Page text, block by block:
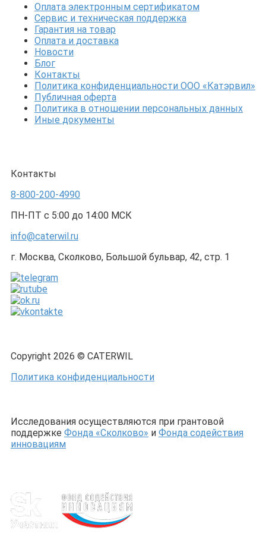
Оплата электронным сертификатом
Сервис и техническая поддержка
Гарантия на товар
Оплата и доставка
Новости
Блог
Контакты
Политика конфиденциальности ООО «Катэрвил»
Публичная оферта
Политика в отношении персональных данных
Иные документы
Контакты
8-800-200-4990
ПН-ПТ с 5:00 до 14:00 МСК
info@caterwil.ru
г. Москва, Сколково, Большой бульвар, 42, стр. 1
Copyright 2026 © CATERWIL
Политика конфиденциальности
Исследования осуществляются при грантовой
поддержке Фонда «Сколково» и Фонда содействия
инновациям